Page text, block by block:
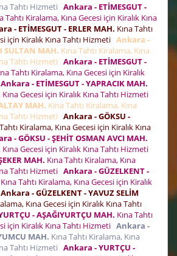
Tahtı Hizmeti Ankara - ETİMESGUT -
Tahtı Kiralama, Kına Gecesi için Kiralık Kına
- ETİMESGUT - ERLER MAH. Kına Tahtı
için Kiralık Kına Tahtı Hizmeti Ankara -
SULTAN MAH. Kına Tahtı Kiralama, Kına
Tahtı Hizmeti Ankara - ETİMESGUT -
Tahtı Kiralama, Kına Gecesi için Kiralık
Ankara - ETİMESGUT - YAPRACIK MAH.
Gecesi için Kiralık Kına Tahtı Hizmeti
MAH. Kına Tahtı Kiralama, Kına
Tahtı Hizmeti Ankara - GÖKSU -
Kiralama, Kına Gecesi için Kiralık Kına
- GÖKSU - ŞEHİT OSMAN AVCI MAH.
Gecesi için Kiralık Kına Tahtı Hizmeti
MAH. Kına Tahtı Kiralama, Kına
Tahtı Hizmeti Ankara - GÜZELKENT -
Kına Tahtı Kiralama, Kına Gecesi için Kiralık
Ankara - GÜZELKENT - YAVUZ SELİM
Kına Gecesi için Kiralık Kına Tahtı
- AŞAĞIYURTÇU MAH. Kına Tahtı
için Kiralık Kına Tahtı Hizmeti Ankara -
MAH. Kına Tahtı Kiralama, Kına
Tahtı Hizmeti Ankara - YURTÇU -